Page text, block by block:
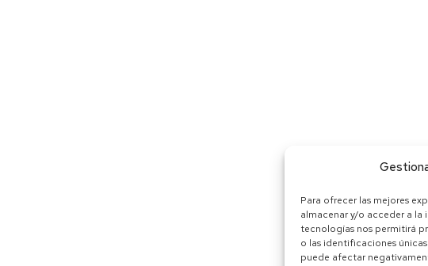
Para ofrecer las mejores
almacenar y/o acceder a
tecnologías nos permitirá
o las identificaciones
puede afectar